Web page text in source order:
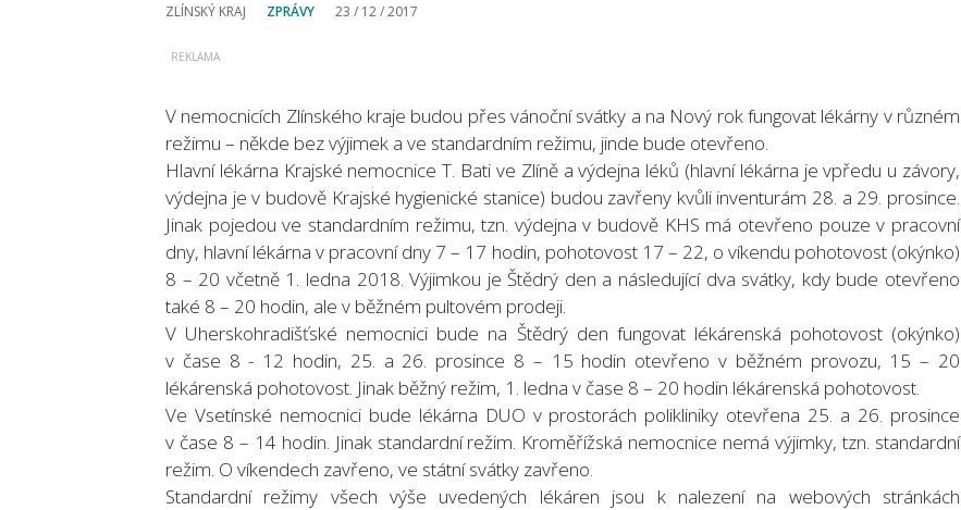
ZLÍNSKÝ KRAJ ZPRÁVY 23 / 12 / 2017
V nemocnicích Zlínského kraje budou přes vánoční svátky a na Nový rok fungovat lékárny v různém
režimu – někde bez výjimek a ve standardním režimu, jinde bude otevřeno.
Hlavní lékárna Krajské nemocnice T. Bati ve Zlíně a výdejna léků (hlavní lékárna je vpředu u závory,
výdejna je v budově Krajské hygienické stanice) budou zavřeny kvůli inventurám 28. a 29. prosince.
Jinak pojedou ve standardním režimu, tzn. výdejna v budově KHS má otevřeno pouze v pracovní
dny, hlavní lékárna v pracovní dny 7 – 17 hodin, pohotovost 17 – 22, o víkendu pohotovost (okýnko)
8 – 20 včetně 1. ledna 2018. Výjimkou je Štědrý den a následující dva svátky, kdy bude otevřeno
také 8 – 20 hodin, ale v běžném pultovém prodeji.
V Uherskohradišťské nemocnici bude na Štědrý den fungovat lékárenská pohotovost (okýnko)
v čase 8 - 12 hodin, 25. a 26. prosince 8 – 15 hodin otevřeno v běžném provozu, 15 – 20
lékárenská pohotovost. Jinak běžný režim, 1. ledna v čase 8 – 20 hodin lékárenská pohotovost.
Ve Vsetínské nemocnici bude lékárna DUO v prostorách polikliniky otevřena 25. a 26. prosince
v čase 8 – 14 hodin. Jinak standardní režim. Kroměřížská nemocnice nemá výjimky, tzn. standardní
režim. O víkendech zavřeno, ve státní svátky zavřeno.
Standardní režimy všech výše uvedených lékáren jsou k nalezení na webových stránkách